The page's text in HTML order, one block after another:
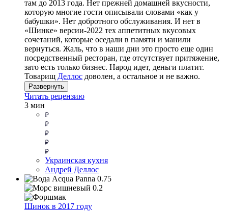
там до 2013 года. Нет прежней домашней вкусности,
которую многие гости описывали словами «как у
бабушки». Нет добротного обслуживания. И нет в
«Шинке» версии-2022 тех аппетитных вкусовых
сочетаний, которые оседали в памяти и манили
вернуться. Жаль, что в наши дни это просто еще один
посредственный ресторан, где отсутствует притяжение,
зато есть только бизнес. Народ идет, деньги платит.
Товарищ Деллос доволен, а остальное и не важно.
Развернуть
Читать рецензию
3 мин
Украинская кухня
Андрей Деллос
Шинок в 2017 году